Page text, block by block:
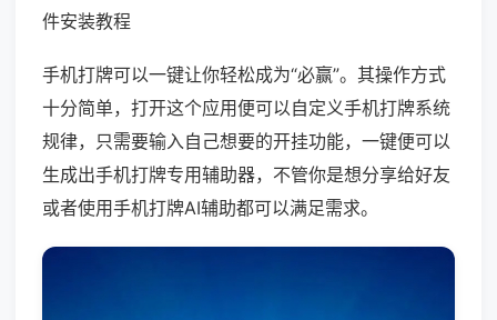
件安装教程
手机打牌可以一键让你轻松成为“必赢”。其操作方式
十分简单，打开这个应用便可以自定义手机打牌系统
规律，只需要输入自己想要的开挂功能，一键便可以
生成出手机打牌专用辅助器，不管你是想分享给好友
或者使用手机打牌AI辅助都可以满足需求。